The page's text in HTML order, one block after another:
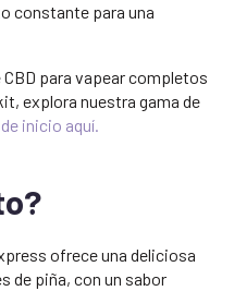
constante para una
para vapear completos
explora nuestra gama de
inicio aquí.
ofrece una deliciosa
de piña, con un sabor